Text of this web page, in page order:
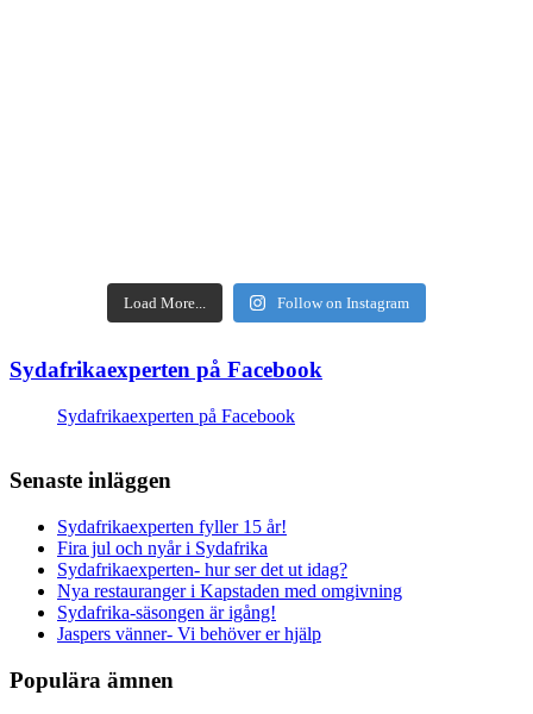
Load More... Follow on Instagram
Sydafrikaexperten på Facebook
Sydafrikaexperten på Facebook
Senaste inläggen
Sydafrikaexperten fyller 15 år!
Fira jul och nyår i Sydafrika
Sydafrikaexperten- hur ser det ut idag?
Nya restauranger i Kapstaden med omgivning
Sydafrika-säsongen är igång!
Jaspers vänner- Vi behöver er hjälp
Populära ämnen